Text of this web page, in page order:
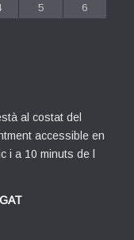
5 6
al costat del
accessible en
i a 10 minuts de l